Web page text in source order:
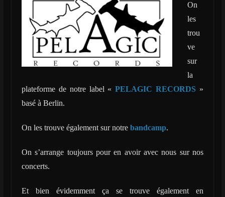
On
les
trou
ve
sur
la
plateforme de notre label «PELAGIC RECORDS »
basé à Berlin.
On les trouve également sur notre bandcamp.
On s’arrange toujours pour en avoir avec nous sur nos
concerts.
Et bien évidemment ça se trouve également en